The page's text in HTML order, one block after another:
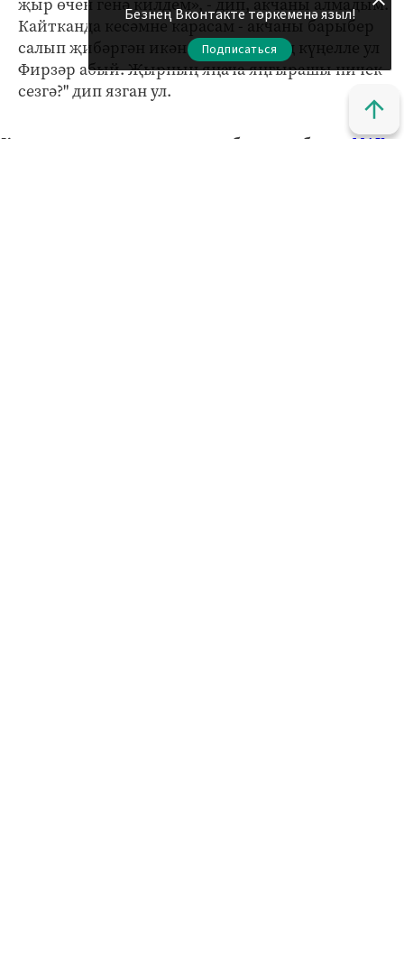
җыр өчен генә килдем», - дип, акчаны алмадым.
Кайтканда кесәмне карасам - акчаны барыбер
салып җибәргән икән. Шундый киң күңелле ул
Фирзәр абый. Җырның яңача яңгырашы ничек
сезгә?" дип язган ул.
Кызыклы яңалыкларны күзәтеп бару өчен безнең МАХ
Безнең Вконтакте төркеменә языл!
Подписаться